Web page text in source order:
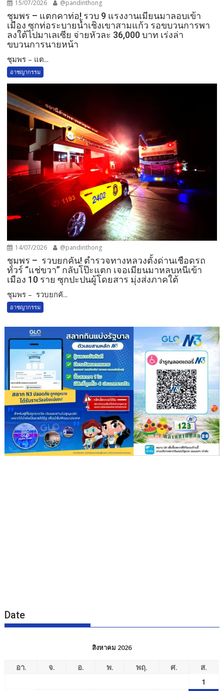
15/07/2026 @pandinthong
ชุมพร – แตกคาท่อ! รวบ 9 แรงงานเมียนมาลอบเข้า
เมือง ซุกท่อระบายน้ำเชิงเขาสามแก้ว รอขบวนการพา
ลงใต้ไปมาเลเซีย จ่ายหัวละ 36,000 บาท เร่งล่า
ขบวนการนายหน้า
ชุมพร – แต...
อาชญากรรม
14/07/2026 @pandinthong
ชุมพร – รวบยกคัน! ตำรวจทางหลวงตั้งด่านเชือดรถ
ทัวร์ “แช่ขวา” กลับโป๊ะแตก เจอเมียนมาหลบหนีเข้า
เมือง 10 ราย ซุกปะปนผู้โดยสาร มุ่งส่งภาคใต้
ชุมพร – รวบยกคั...
อาชญากรรม
Date
สิงหาคม 2026
อา. จ. อ. พ. พฤ. ศ.
ส.
1